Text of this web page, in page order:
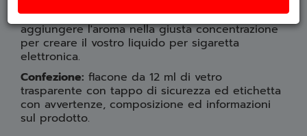
piacere. Dopo la preparazione della base,
aggiungere l'aroma nella giusta concentrazione
per creare il vostro liquido per sigaretta
elettronica.
Confezione: flacone da 12 ml di vetro
trasparente con tappo di sicurezza ed etichetta
con avvertenze, composizione ed informazioni
sul prodotto.